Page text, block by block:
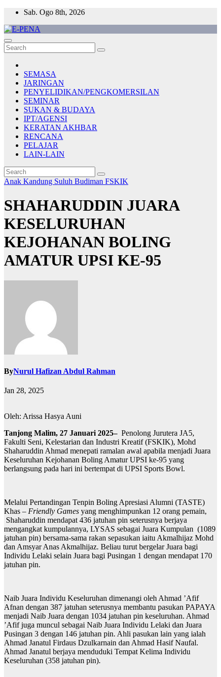
Skip
content
Sab. Ogo 8th, 2026
E-PENA
Berita Digital Terkini
SEMASA
JARINGAN
PENYELIDIKAN/PENGKOMERSILAN
SEMINAR
SUKAN & BUDAYA
IPT/AGENSI
KERATAN AKHBAR
RENCANA
PELAJAR
LAIN-LAIN
Anak Kandung Suluh Budiman FSKIK
SHAHARUDDIN JUARA
KESELURUHAN
KEJOHANAN BOLING
AMATUR UPSI KE-95
ByNurul Hafizan Abdul Rahman
Jan 28, 2025
Oleh: Arissa Hasya Auni
Tanjong Malim, 27 Januari 2025– Penolong Jurutera JA5,
Fakulti Seni, Kelestarian dan Industri Kreatif (FSKIK), Mohd
Shaharuddin Ahmad menepati ramalan awal apabila menjadi Juara
Keseluruhan Kejohanan Boling Amatur UPSI ke-95 yang
berlangsung pada hari ini bertempat di UPSI Sports Bowl.
Melalui Pertandingan Tenpin Boling Apresiasi Alumni (TASTE)
Khas – Friendly Games yang menghimpunkan 12 orang pemain,
Shaharuddin mendapat 436 jatuhan pin seterusnya berjaya
mengangkat kumpulannya, LYSAS sebagai Juara Kumpulan (1089
jatuhan pin) bersama-sama rakan sepasukan iaitu Akmalhijaz Mohd
dan Amsyar Anas Akmalhijaz. Beliau turut bergelar Juara bagi
Individu Lelaki selain Juara bagi Pusingan 1 dengan mendapat 170
jatuhan pin.
Naib Juara Individu Keseluruhan dimenangi oleh Ahmad ’Afif
Afnan dengan 387 jatuhan seterusnya membantu pasukan PAPAYA
menjadi Naib Juara dengan 1034 jatuhan pin keseluruhan. Ahmad
’Afif juga muncul sebagai Naib Juara Individu Lelaki dan Juara
Pusingan 3 dengan 146 jatuhan pin. Ahli pasukan lain yang ialah
Ahmad Janatul Firdaus Dzulkarnain dan Ahmad Hasif Naufal.
Ahmad Janatul berjaya menduduki Tempat Kelima Individu
Keseluruhan (358 jatuhan pin).